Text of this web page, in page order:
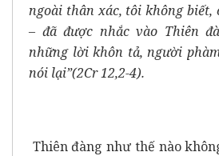
ngoài thân xác, tôi không biết,
– đã được nhắc vào Thiên
những lời khôn tả, người
nói lại”(2Cr 12,2-4).
Thiên đàng như thế nào